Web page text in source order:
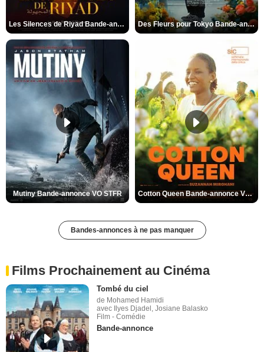
Les Silences de Riyad Bande-annonce VO STFR Des Fleurs pour Tokyo Bande-annonce VO STFR
Mutiny Bande-annonce VO STFR Cotton Queen Bande-annonce VO STFR
Bandes-annonces à ne pas manquer
Films Prochainement au Cinéma
Tombé du ciel
de Mohamed Hamidi
avec Ilyes Djadel, Josiane Balasko
Film - Comédie
Bande-annonce